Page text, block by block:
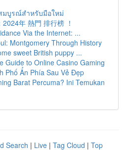
มบูรณ์สำหรับมือใหม่
年 熱門 排行榜 ！
Via the Internet: ...
Montgomery Through History
sweet British puppy ...
Guide to Online Casino Gaming
Phố Ẩn Phía Sau Vẻ Đẹp
Barat Percuma? Ini Temukan
Search | Live | Tag Cloud | Top